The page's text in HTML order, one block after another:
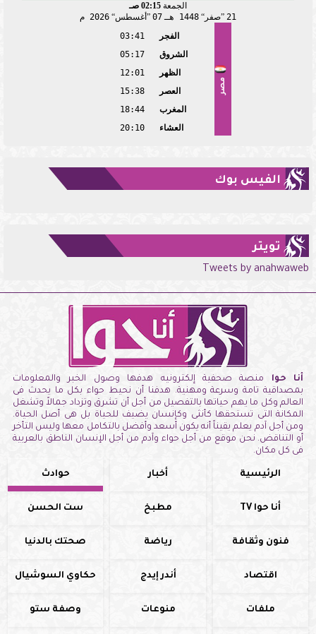
الجمعة 02:15 صـ
21 صفر 1448 هـ 07 أغسطس 2026 م
مصر
الفجر
03:41
الشروق
05:17
الظهر
12:01
العصر
15:38
المغرب
18:44
العشاء
20:10
الفيس بوك
تويتر
Tweets by anahwaweb
أنا حوا منصة صحفية إلكترونيه هدفها وصول الخبر والمعلومات
بمصداقية تامة وسرعة ومهنية. هدفنا أن نحيط حواء بكل ما يحدث فى
العالم وكل ما يهم حياتها بالتفصيل من أجل أن تشرق وتزداد جمالاً وتشغل
المكانة التى تستحقها كأنثى وكإنسان يضيف للحياة بل هى أصل الحياة.
ومن أجل آدم يعلم يقيناً أنه يكون أسعد وأفضل بالتكامل معها وليس التأخر
أو التناقض. نحن موقع من أجل حواء وآدم من أجل الإنسان الناطق بالعربية
فى كل مكان.
الرئيسية أخبار حوادث
أنا حوا TV مطبخ ست الحسن
فنون وثقافة رياضة صحتك بالدنيا
اقتصاد أندر إيدج حكاوي السوشيال
ملفات منوعات وصفة ستو